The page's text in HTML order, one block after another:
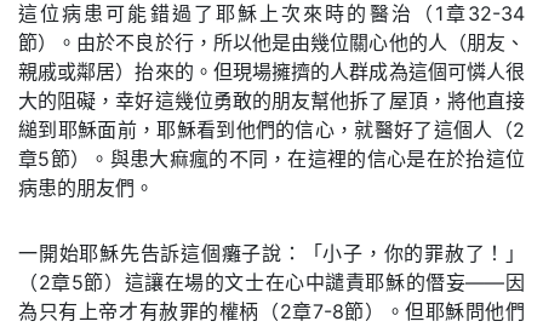
這位病患可能錯過了耶穌上次來時的醫治（1章32-34
節）。由於不良於行，所以他是由幾位關心他的人（朋友、
親戚或鄰居）抬來的。但現場擁擠的人群成為這個可憐人很
大的阻礙，幸好這幾位勇敢的朋友幫他拆了屋頂，將他直接
縋到耶穌面前，耶穌看到他們的信心，就醫好了這個人（2
章5節）。與患大痲瘋的不同，在這裡的信心是在於抬這位
病患的朋友們。
一開始耶穌先告訴這個癱子說：「小子，你的罪赦了！」
（2章5節）這讓在場的文士在心中譴責耶穌的僭妄——因
為只有上帝才有赦罪的權柄（2章7-8節）。但耶穌問他們